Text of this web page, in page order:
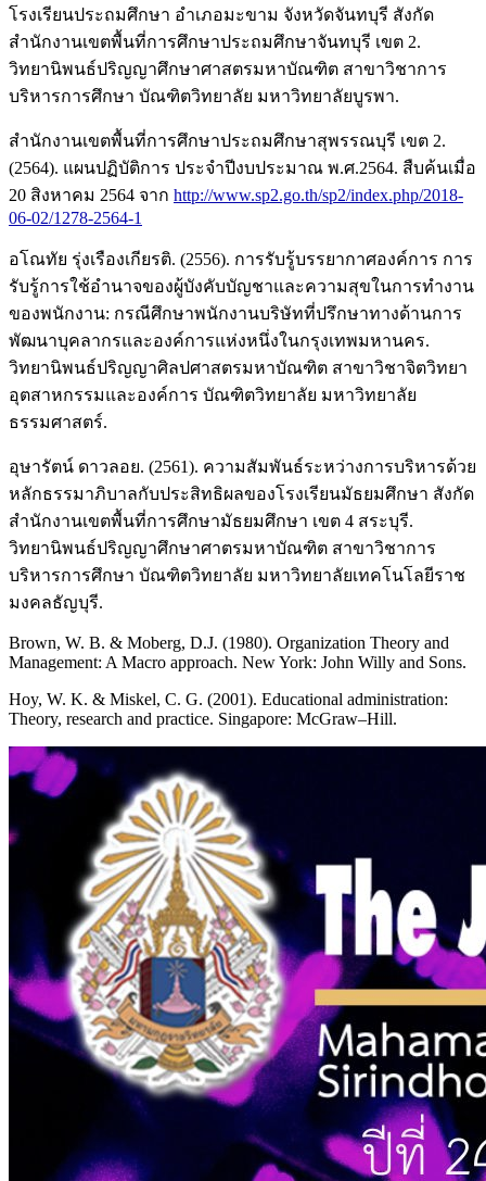
โรงเรียนประถมศึกษา อำเภอมะขาม จังหวัดจันทบุรี สังกัด
สำนักงานเขตพื้นที่การศึกษาประถมศึกษาจันทบุรี เขต 2.
วิทยานิพนธ์ปริญญาศึกษาศาสตรมหาบัณฑิต สาขาวิชาการ
บริหารการศึกษา บัณฑิตวิทยาลัย มหาวิทยาลัยบูรพา.
สำนักงานเขตพื้นที่การศึกษาประถมศึกษาสุพรรณบุรี เขต 2.
(2564). แผนปฏิบัติการ ประจำปีงบประมาณ พ.ศ.2564. สืบค้นเมื่อ
20 สิงหาคม 2564 จาก http://www.sp2.go.th/sp2/index.php/2018-
06-02/1278-2564-1
อโณทัย รุ่งเรืองเกียรติ. (2556). การรับรู้บรรยากาศองค์การ การ
รับรู้การใช้อำนาจของผู้บังคับบัญชาและความสุขในการทำงาน
ของพนักงาน: กรณีศึกษาพนักงานบริษัทที่ปรึกษาทางด้านการ
พัฒนาบุคลากรและองค์การแห่งหนึ่งในกรุงเทพมหานคร.
วิทยานิพนธ์ปริญญาศิลปศาสตรมหาบัณฑิต สาขาวิชาจิตวิทยา
อุตสาหกรรมและองค์การ บัณฑิตวิทยาลัย มหาวิทยาลัย
ธรรมศาสตร์.
อุษารัตน์ ดาวลอย. (2561). ความสัมพันธ์ระหว่างการบริหารด้วย
หลักธรรมาภิบาลกับประสิทธิผลของโรงเรียนมัธยมศึกษา สังกัด
สำนักงานเขตพื้นที่การศึกษามัธยมศึกษา เขต 4 สระบุรี.
วิทยานิพนธ์ปริญญาศึกษาศาตรมหาบัณฑิต สาขาวิชาการ
บริหารการศึกษา บัณฑิตวิทยาลัย มหาวิทยาลัยเทคโนโลยีราช
มงคลธัญบุรี.
Brown, W. B. & Moberg, D.J. (1980). Organization Theory and
Management: A Macro approach. New York: John Willy and Sons.
Hoy, W. K. & Miskel, C. G. (2001). Educational administration:
Theory, research and practice. Singapore: McGraw–Hill.